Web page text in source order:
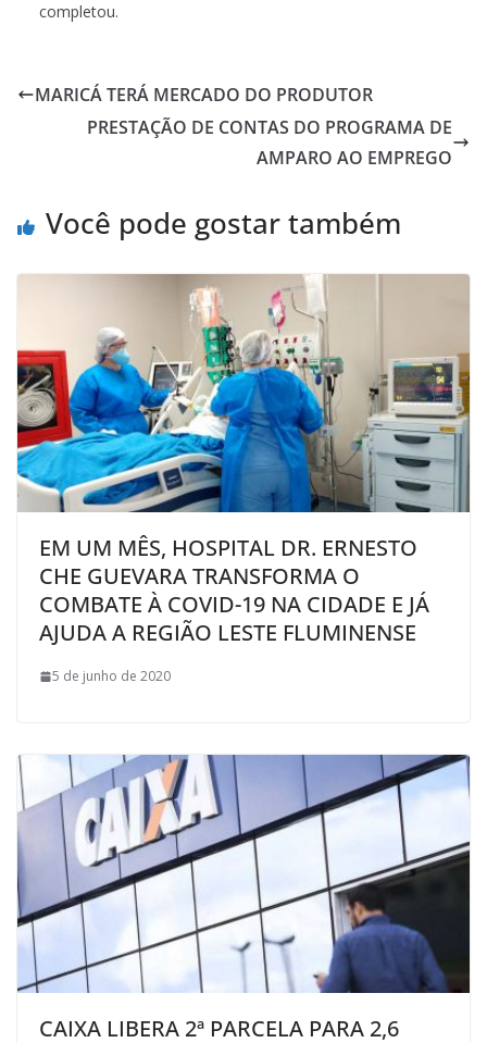
completou.
MARICÁ TERÁ MERCADO DO PRODUTOR
PRESTAÇÃO DE CONTAS DO PROGRAMA DE
AMPARO AO EMPREGO
Você pode gostar também
EM UM MÊS, HOSPITAL DR. ERNESTO
CHE GUEVARA TRANSFORMA O
COMBATE À COVID-19 NA CIDADE E JÁ
AJUDA A REGIÃO LESTE FLUMINENSE
5 de junho de 2020
CAIXA LIBERA 2ª PARCELA PARA 2,6